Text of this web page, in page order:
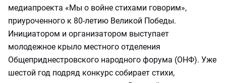
медиапроекта «Мы о войне стихами говорим»,
приуроченного к 80-летию Великой Победы.
Инициатором и организатором выступает
молодежное крыло местного отделения
Общеприднестровского народного форума (ОНФ). Уже
шестой год подряд конкурс собирает стихи,